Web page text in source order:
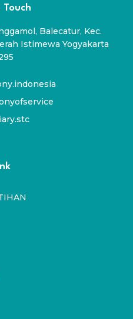
Touch
Balecatur, Kec.
Istimewa Yogyakarta